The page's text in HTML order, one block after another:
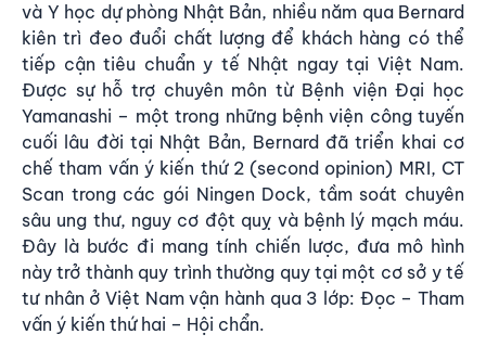
và Y học dự phòng Nhật Bản, nhiều năm qua Bernard
kiên trì đeo đuổi chất lượng để khách hàng có thể
tiếp cận tiêu chuẩn y tế Nhật ngay tại Việt Nam.
Được sự hỗ trợ chuyên môn từ Bệnh viện Đại học
Yamanashi – một trong những bệnh viện công tuyến
cuối lâu đời tại Nhật Bản, Bernard đã triển khai cơ
chế tham vấn ý kiến thứ 2 (second opinion) MRI, CT
Scan trong các gói Ningen Dock, tầm soát chuyên
sâu ung thư, nguy cơ đột quỵ và bệnh lý mạch máu.
Đây là bước đi mang tính chiến lược, đưa mô hình
này trở thành quy trình thường quy tại một cơ sở y tế
tư nhân ở Việt Nam vận hành qua 3 lớp: Đọc – Tham
vấn ý kiến thứ hai – Hội chẩn.